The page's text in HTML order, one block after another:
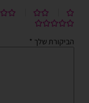
הביקורת שלך *